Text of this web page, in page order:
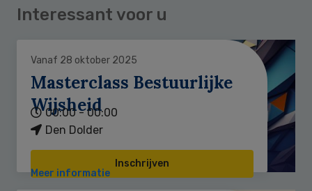
Interessant voor u
Vanaf 28 oktober 2025
Masterclass Bestuurlijke
Wijsheid
00:00 - 00:00
Den Dolder
Inschrijven
Meer informatie